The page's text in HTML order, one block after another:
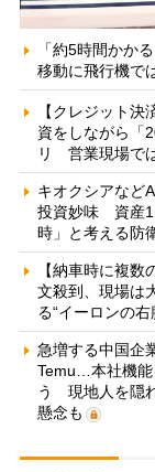
「約5時間かか
移動に飛行機で
【クレジット
資をしながら「
リ 営業現場で
キオクシアなど
投資妙味 資産
時」と考える防
【納車時に複数
文殺到、現場は
る“イーロンの右
急増する中国企
Temu…本社機能
う 現地人を隠
懸念も